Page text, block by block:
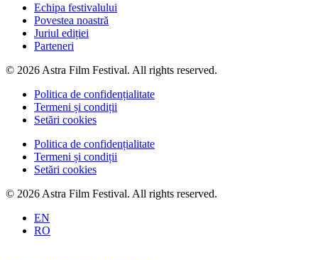
Echipa festivalului
Povestea noastră
Juriul ediției
Parteneri
© 2026 Astra Film Festival. All rights reserved.
Politica de confidențialitate
Termeni și condiții
Setări cookies
Politica de confidențialitate
Termeni și condiții
Setări cookies
© 2026 Astra Film Festival. All rights reserved.
EN
RO